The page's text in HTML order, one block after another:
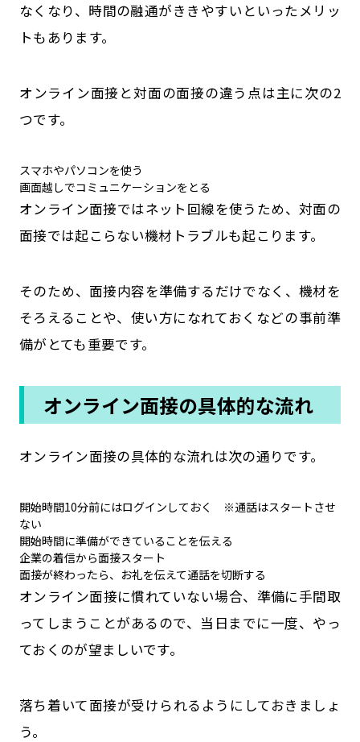
なくなり、時間の融通がききやすいといったメリッ
トもあります。
オンライン面接と対面の面接の違う点は主に次の2
つです。
スマホやパソコンを使う
画面越しでコミュニケーションをとる
オンライン面接ではネット回線を使うため、対面の
面接では起こらない機材トラブルも起こります。
そのため、面接内容を準備するだけでなく、機材を
そろえることや、使い方になれておくなどの事前準
備がとても重要です。
オンライン面接の具体的な流れ
オンライン面接の具体的な流れは次の通りです。
開始時間10分前にはログインしておく ※通話はスタートさせ
ない
開始時間に準備ができていることを伝える
企業の着信から面接スタート
面接が終わったら、お礼を伝えて通話を切断する
オンライン面接に慣れていない場合、準備に手間取
ってしまうことがあるので、当日までに一度、やっ
ておくのが望ましいです。
落ち着いて面接が受けられるようにしておきましょ
う。